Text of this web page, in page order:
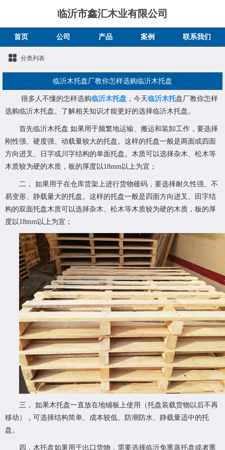
临沂市鑫汇木业有限公司
首页 公司 产品 案例 联系我们
分类列表
临沂木托盘厂教你怎样选购临沂木托盘
很多人不懂的怎样选购临沂木托盘 ，今天临沂木托盘厂教你怎样
选购临沂木托盘。了解相关知识才能更好的选择临沂木托盘。
首先临沂木托盘 如果用于频繁地运输、搬运和装卸工作，要选择
刚性强、硬度强、动载量较大的托盘。这样的托盘一般是两面或四面
方向进叉、日字或川字结构的单面托盘。木质可以选择杂木、松木等
木质较为硬的木质，板的厚度以18mm以上为宜；
二， 如果用于在仓库货架上进行货物碓码，要选择耐久性强、不
易变形、静载量大的托盘。这样的托盘一般是四面方向进叉、田字结
构的双面托盘木质可以选择杂木、松木等木质较为硬的木质，板的厚
度以18mm以上为宜；
三， 如果木托盘一直放在地铺板上使用（托盘装载货物以后不再
移动），可选择结构简单、成本较低、防潮防水、静载量适中的托
盘。
四，木托盘如果用于出口货物，需要选择临沂免熏蒸托盘或者熏